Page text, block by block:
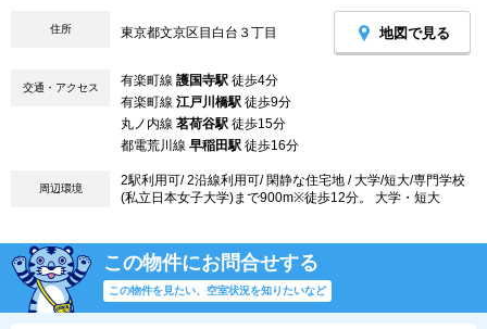
住所 東京都文京区目白台３丁目 地図で見る
交通・アクセス 有楽町線 護国寺駅 徒歩4分
有楽町線 江戸川橋駅 徒歩9分
丸ノ内線 茗荷谷駅 徒歩15分
都電荒川線 早稲田駅 徒歩16分
周辺環境
2駅利用可/ 2沿線利用可/ 閑静な住宅地 / 大学/短大/専門学校
(私立日本女子大学)まで900m※徒歩12分。 大学・短大
この物件にお問合せする
この物件を見たい、空室状況を知りたいなど